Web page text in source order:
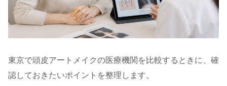
東京で頭皮アートメイクの医療機関を比較するときに、確
認しておきたいポイントを整理します。